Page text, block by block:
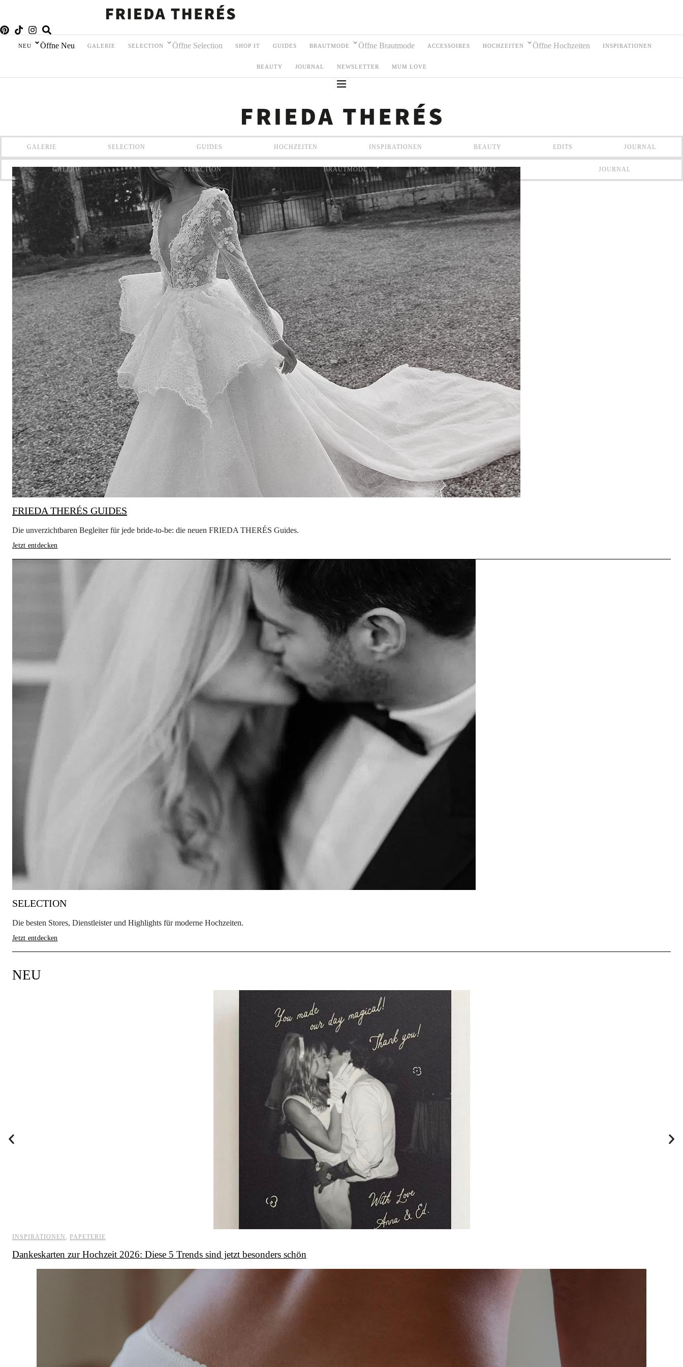
NEU Öffne Neu GALERIE SELECTION Öffne Selection SHOP IT GUIDES BRAUTMODE Öffne Brautmode ACCESSOIRES HOCHZEITEN Öffne Hochzeiten INSPIRATIONEN
BEAUTY JOURNAL NEWSLETTER MUM LOVE
GALERIE SELECTION GUIDES HOCHZEITEN INSPIRATIONEN BEAUTY EDITS JOURNAL
GALERIE SELECTION BRAUTMODE SHOP IT JOURNAL
FRIEDA THERÉS GUIDES
Die unverzichtbaren Begleiter für jede bride-to-be: die neuen FRIEDA THERÉS Guides.
Jetzt entdecken
SELECTION
Die besten Stores, Dienstleister und Highlights für moderne Hochzeiten.
Jetzt entdecken
NEU
INSPIRATIONEN , PAPETERIE
Dankeskarten zur Hochzeit 2026: Diese 5 Trends sind jetzt besonders schön